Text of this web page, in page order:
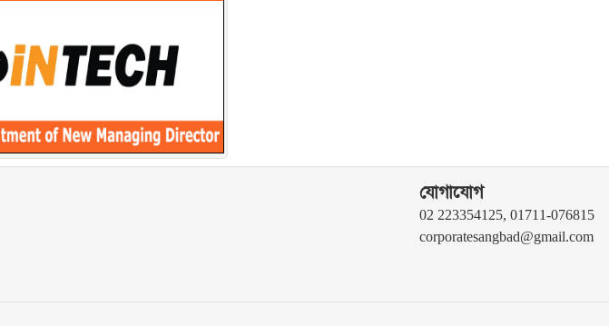
যোগাযোগ
02 223354125, 01711-076815
corporatesangbad@gmail.com